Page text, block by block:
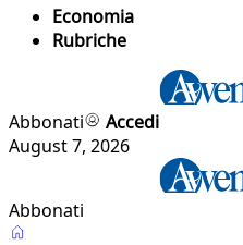
Economia
Rubriche
Abbonati
Accedi
August 7, 2026
Abbonati